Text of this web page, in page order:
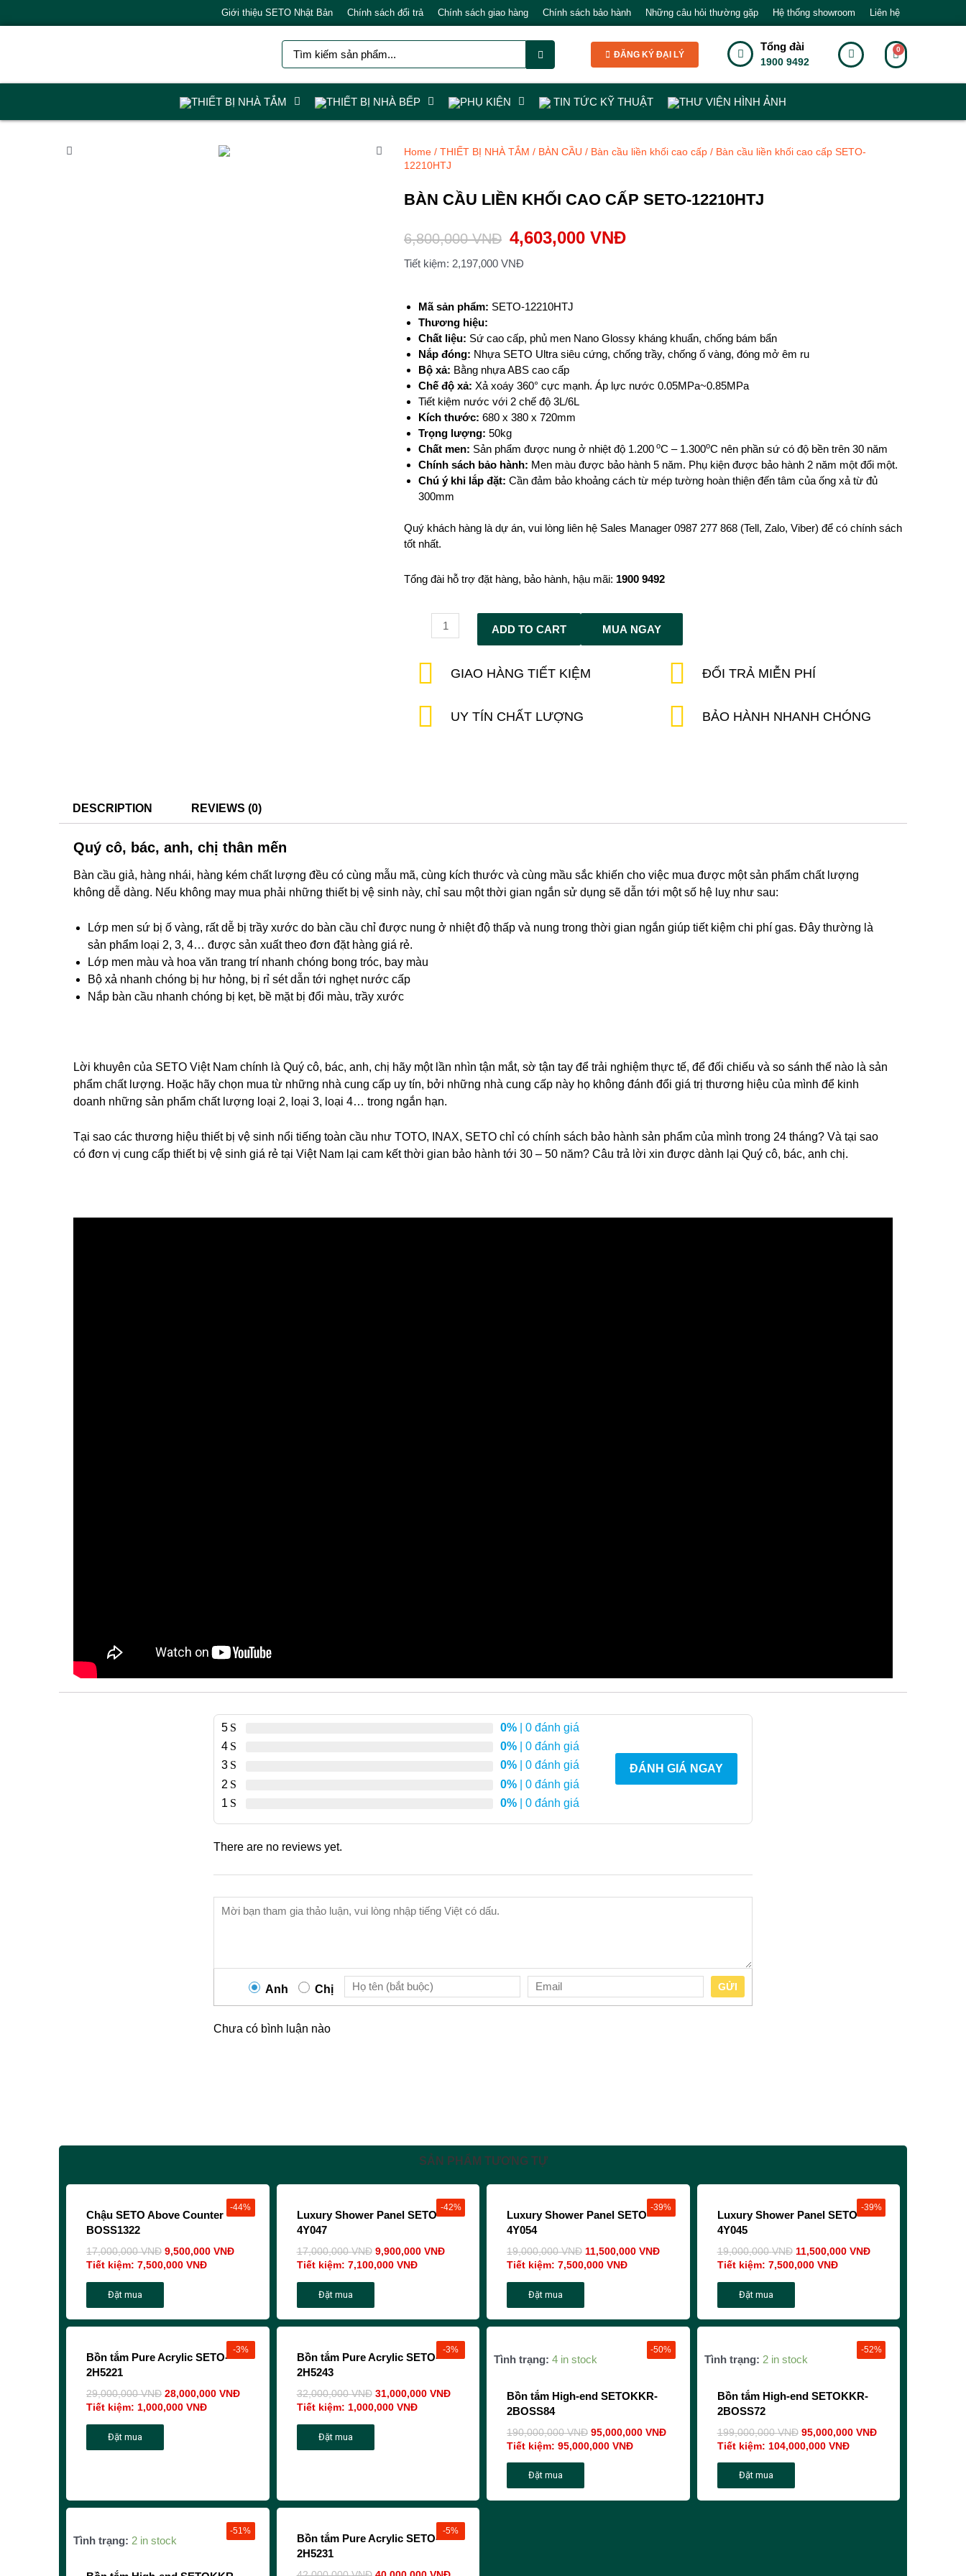
Giới thiệu SETO Nhật Bản Chính sách đổi trả Chính sách giao hàng Chính sách bảo hành Những câu hỏi thường gặp Hệ thống showroom Liên hệ
ĐĂNG KÝ ĐẠI LÝ
Tổng đài
1900 9492
THIẾT BỊ NHÀ TẮM THIẾT BỊ NHÀ BẾP PHỤ KIỆN TIN TỨC KỸ THUẬT THƯ VIỆN HÌNH ẢNH
Home / THIẾT BỊ NHÀ TẮM / BÀN CẦU / Bàn cầu liền khối cao cấp / Bàn cầu liền khối cao cấp SETO-
12210HTJ
BÀN CẦU LIỀN KHỐI CAO CẤP SETO-12210HTJ
6,800,000VNĐ 4,603,000 VNĐ
Tiết kiệm: 2,197,000 VNĐ
Mã sản phẩm: SETO-12210HTJ
Thương hiệu:
Chất liệu: Sứ cao cấp, phủ men Nano Glossy kháng khuẩn, chống bám bẩn
Nắp đóng: Nhựa SETO Ultra siêu cứng, chống trầy, chống ố vàng, đóng mở êm ru
Bộ xả: Bằng nhựa ABS cao cấp
Chế độ xả: Xả xoáy 360° cực mạnh. Áp lực nước 0.05MPa~0.85MPa
Tiết kiệm nước với 2 chế độ 3L/6L
Kích thước: 680 x 380 x 720mm
Trọng lượng: 50kg
Chất men: Sản phẩm được nung ở nhiệt độ 1.200 oC – 1.300oC nên phần sứ có độ bền trên 30 năm
Chính sách bảo hành: Men màu được bảo hành 5 năm. Phụ kiện được bảo hành 2 năm một đổi một.
Chú ý khi lắp đặt: Cần đảm bảo khoảng cách từ mép tường hoàn thiện đến tâm của ống xả từ đủ
300mm
Quý khách hàng là dự án, vui lòng liên hệ Sales Manager 0987 277 868 (Tell, Zalo, Viber) để có chính sách
tốt nhất.
Tổng đài hỗ trợ đặt hàng, bảo hành, hậu mãi: 1900 9492
ADD TO CART MUA NGAY
Alternative:
GIAO HÀNG TIẾT KIỆM ĐỔI TRẢ MIỄN PHÍ
UY TÍN CHẤT LƯỢNG BẢO HÀNH NHANH CHÓNG
DESCRIPTION REVIEWS (0)
Quý cô, bác, anh, chị thân mến
Bàn cầu giả, hàng nhái, hàng kém chất lượng đều có cùng mẫu mã, cùng kích thước và cùng mầu sắc khiến cho việc mua được một sản phẩm chất lượng
không dễ dàng. Nếu không may mua phải những thiết bị vệ sinh này, chỉ sau một thời gian ngắn sử dụng sẽ dẫn tới một số hệ luỵ như sau:
Lớp men sứ bị ố vàng, rất dễ bị trầy xước do bàn cầu chỉ được nung ở nhiệt độ thấp và nung trong thời gian ngắn giúp tiết kiệm chi phí gas. Đây thường là
sản phẩm loại 2, 3, 4… được sản xuất theo đơn đặt hàng giá rẻ.
Lớp men màu và hoa văn trang trí nhanh chóng bong tróc, bay màu
Bộ xả nhanh chóng bị hư hỏng, bị rỉ sét dẫn tới nghẹt nước cấp
Nắp bàn cầu nhanh chóng bị kẹt, bề mặt bị đổi màu, trầy xước
Lời khuyên của SETO Việt Nam chính là Quý cô, bác, anh, chị hãy một lần nhìn tận mắt, sờ tận tay để trải nghiệm thực tế, để đối chiếu và so sánh thế nào là sản
phẩm chất lượng. Hoặc hãy chọn mua từ những nhà cung cấp uy tín, bởi những nhà cung cấp này họ không đánh đổi giá trị thương hiệu của mình để kinh
doanh những sản phẩm chất lượng loại 2, loại 3, loại 4… trong ngắn hạn.
Tại sao các thương hiệu thiết bị vệ sinh nổi tiếng toàn cầu như TOTO, INAX, SETO chỉ có chính sách bảo hành sản phẩm của mình trong 24 tháng? Và tại sao
có đơn vị cung cấp thiết bị vệ sinh giá rẻ tại Việt Nam lại cam kết thời gian bảo hành tới 30 – 50 năm? Câu trả lời xin được dành lại Quý cô, bác, anh chị.
5 0% | 0 đánh giá
4
0% | 0 đánh giá
3
0% | 0 đánh giá
2
0% | 0 đánh giá
1
0% | 0 đánh giá
ĐÁNH GIÁ NGAY
There are no reviews yet.
Anh Chị GỬI
Chưa có bình luận nào
SẢN PHẨM TƯƠNG TỰ
-44%
Chậu SETO Above Counter
BOSS1322
17,000,000VNĐ 9,500,000 VNĐ
Tiết kiệm: 7,500,000 VNĐ
Đặt mua
-42%
Luxury Shower Panel SETO-
4Y047
17,000,000VNĐ 9,900,000 VNĐ
Tiết kiệm: 7,100,000 VNĐ
Đặt mua
-39%
Luxury Shower Panel SETO-
4Y054
19,000,000VNĐ 11,500,000 VNĐ
Tiết kiệm: 7,500,000 VNĐ
Đặt mua
-39%
Luxury Shower Panel SETO-
4Y045
19,000,000VNĐ 11,500,000 VNĐ
Tiết kiệm: 7,500,000 VNĐ
Đặt mua
-3%
Bồn tắm Pure Acrylic SETO-
2H5221
29,000,000VNĐ 28,000,000 VNĐ
Tiết kiệm: 1,000,000 VNĐ
Đặt mua
-3%
Bồn tắm Pure Acrylic SETO-
2H5243
32,000,000VNĐ 31,000,000 VNĐ
Tiết kiệm: 1,000,000 VNĐ
Đặt mua
-50%
Tình trạng: 4 in stock
Bồn tắm High-end SETOKKR-
2BOSS84
190,000,000VNĐ 95,000,000 VNĐ
Tiết kiệm: 95,000,000 VNĐ
Đặt mua
-52%
Tình trạng: 2 in stock
Bồn tắm High-end SETOKKR-
2BOSS72
199,000,000VNĐ 95,000,000 VNĐ
Tiết kiệm: 104,000,000 VNĐ
Đặt mua
-51%
Tình trạng: 2 in stock
-5%
Bồn tắm Pure Acrylic SETO-
2H5231